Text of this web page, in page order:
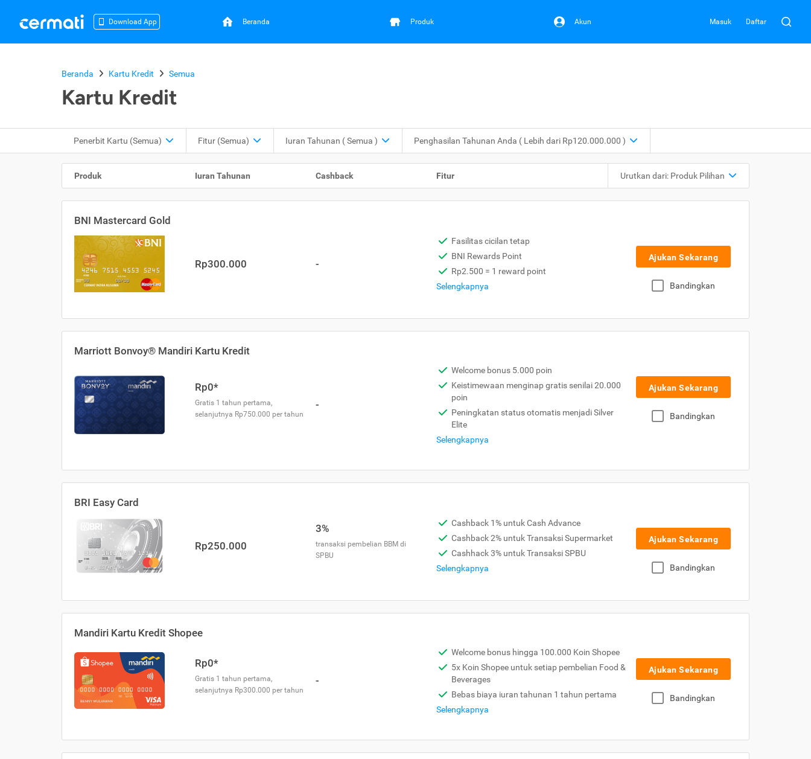
Download App Beranda Produk Akun Masuk Daftar
Beranda Kartu Kredit Semua
Kartu Kredit
Penerbit Kartu (Semua) Fitur (Semua) Iuran Tahunan ( Semua ) Penghasilan Tahunan Anda ( Lebih dari Rp120.000.000 )
Produk Iuran Tahunan Cashback Fitur Urutkan dari: Produk Pilihan
BNI Mastercard Gold
Rp300.000 -
Fasilitas cicilan tetap
BNI Rewards Point
Rp2.500 = 1 reward point
Selengkapnya
Ajukan Sekarang
Bandingkan
Marriott Bonvoy® Mandiri Kartu Kredit
Rp0*
Gratis 1 tahun pertama,
selanjutnya Rp750.000 per tahun
-
Welcome bonus 5.000 poin
Keistimewaan menginap gratis senilai 20.000
poin
Peningkatan status otomatis menjadi Silver
Elite
Selengkapnya
Ajukan Sekarang
Bandingkan
BRI Easy Card
Rp250.000
3%
transaksi pembelian BBM di
SPBU
Cashback 1% untuk Cash Advance
Cashback 2% untuk Transaksi Supermarket
Cashhack 3% untuk Transaksi SPBU
Selengkapnya
Ajukan Sekarang
Bandingkan
Mandiri Kartu Kredit Shopee
Rp0*
Gratis 1 tahun pertama,
selanjutnya Rp300.000 per tahun
-
Welcome bonus hingga 100.000 Koin Shopee
5x Koin Shopee untuk setiap pembelian Food &
Beverages
Bebas biaya iuran tahunan 1 tahun pertama
Selengkapnya
Ajukan Sekarang
Bandingkan